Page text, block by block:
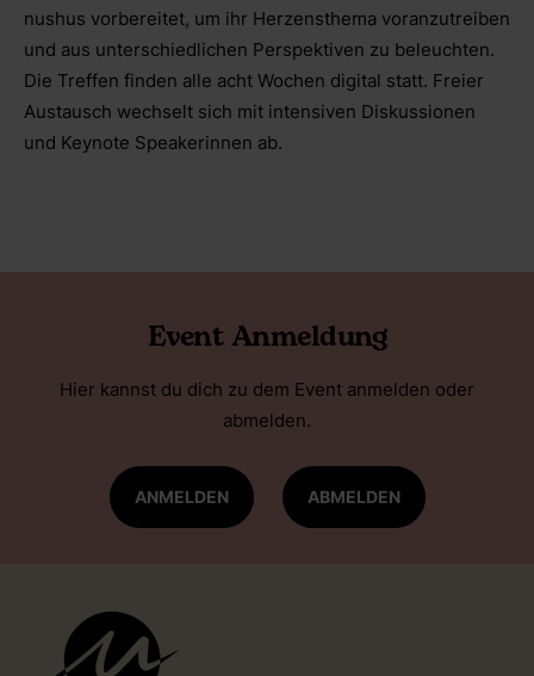
nushus vorbereitet, um ihr Herzensthema voranzutreiben
und aus unterschiedlichen Perspektiven zu beleuchten.
Die Treffen finden alle acht Wochen digital statt. Freier
Austausch wechselt sich mit intensiven Diskussionen
und Keynote Speakerinnen ab.
Event Anmeldung
Hier kannst du dich zu dem Event anmelden oder
abmelden.
ANMELDEN ABMELDEN